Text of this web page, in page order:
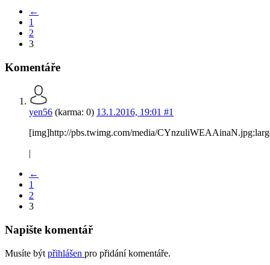
←
1
2
3
Komentáře
yen56 (karma: 0) 13.1.2016, 19:01 #1
[img]http://pbs.twimg.com/media/
|
←
1
2
3
Napište komentář
Musíte být přihlášen pro přidání komentáře.